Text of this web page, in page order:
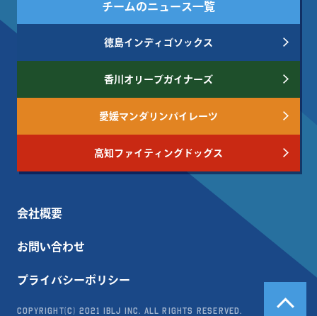
チームのニュース一覧
徳島インディゴソックス
香川オリーブガイナーズ
愛媛マンダリンパイレーツ
高知ファイティングドッグス
会社概要
お問い合わせ
プライバシーポリシー
Copyright(c) 2021 IBLJ Inc. All Rights Reserved.